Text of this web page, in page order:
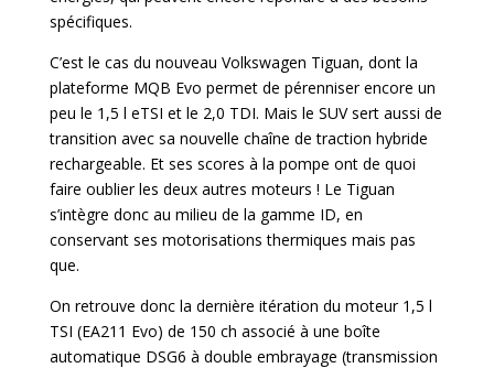
spécifiques.
C’est le cas du nouveau Volkswagen Tiguan, dont la
plateforme MQB Evo permet de pérenniser encore un
peu le 1,5 l eTSI et le 2,0 TDI. Mais le SUV sert aussi de
transition avec sa nouvelle chaîne de traction hybride
rechargeable. Et ses scores à la pompe ont de quoi
faire oublier les deux autres moteurs ! Le Tiguan
s’intègre donc au milieu de la gamme ID, en
conservant ses motorisations thermiques mais pas
que.
On retrouve donc la dernière itération du moteur 1,5 l
TSI (EA211 Evo) de 150 ch associé à une boîte
automatique DSG6 à double embrayage (transmission